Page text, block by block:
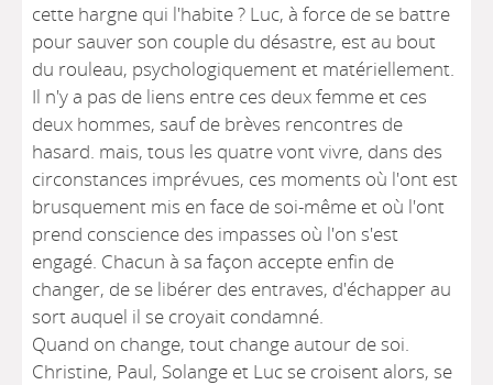
cette hargne qui l'habite ? Luc, à force de se battre
pour sauver son couple du désastre, est au bout
du rouleau, psychologiquement et matériellement.
Il n'y a pas de liens entre ces deux femme et ces
deux hommes, sauf de brèves rencontres de
hasard. mais, tous les quatre vont vivre, dans des
circonstances imprévues, ces moments où l'ont est
brusquement mis en face de soi-même et où l'ont
prend conscience des impasses où l'on s'est
engagé. Chacun à sa façon accepte enfin de
changer, de se libérer des entraves, d'échapper au
sort auquel il se croyait condamné.
Quand on change, tout change autour de soi.
Christine, Paul, Solange et Luc se croisent alors, se